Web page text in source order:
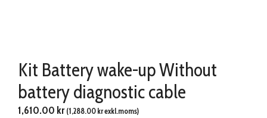
Kit Battery wake-up Without
battery diagnostic cable
1,610.00 kr (1,288.00 krexkl.moms)